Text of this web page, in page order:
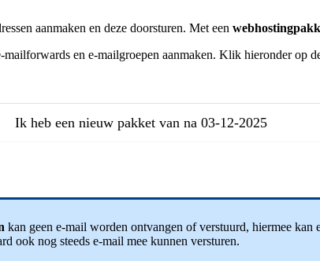
aanmaken en deze doorsturen. Met een
en e-mailgroepen aanmaken. Klik hieronder op
Ik heb een nieuw pakket van na 03-12-2025
kan geen e-mail worden ontvangen of verstuurd, hiermee kan
ook nog steeds e-mail mee kunnen versturen.